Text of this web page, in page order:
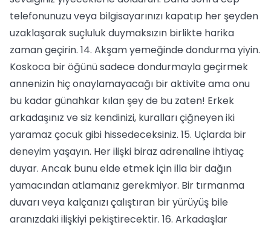
telefonunuzu veya bilgisayarınızı kapatıp her şeyden
uzaklaşarak suçluluk duymaksızın birlikte harika
zaman geçirin. 14. Akşam yemeğinde dondurma yiyin.
Koskoca bir öğünü sadece dondurmayla geçirmek
annenizin hiç onaylamayacağı bir aktivite ama onu
bu kadar günahkar kılan şey de bu zaten! Erkek
arkadaşınız ve siz kendinizi, kuralları çiğneyen iki
yaramaz çocuk gibi hissedeceksiniz. 15. Uçlarda bir
deneyim yaşayın. Her ilişki biraz adrenaline ihtiyaç
duyar. Ancak bunu elde etmek için illa bir dağın
yamacından atlamanız gerekmiyor. Bir tırmanma
duvarı veya kalçanızı çalıştıran bir yürüyüş bile
aranızdaki ilişkiyi pekiştirecektir. 16. Arkadaşlar